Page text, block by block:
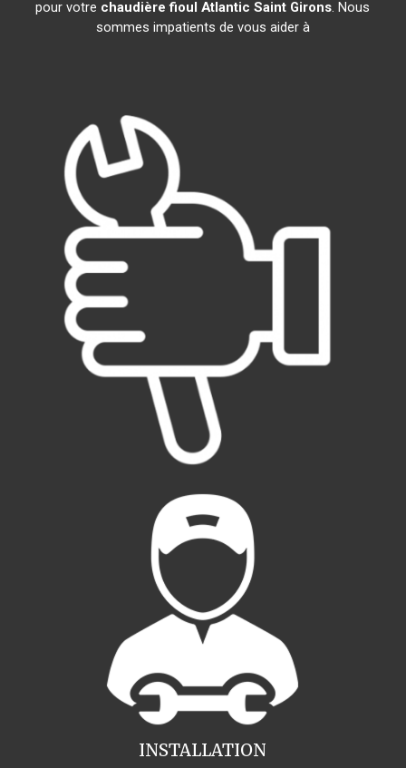
pour votre chaudière fioul Atlantic Saint Girons. Nous
sommes impatients de vous aider à
INSTALLATION